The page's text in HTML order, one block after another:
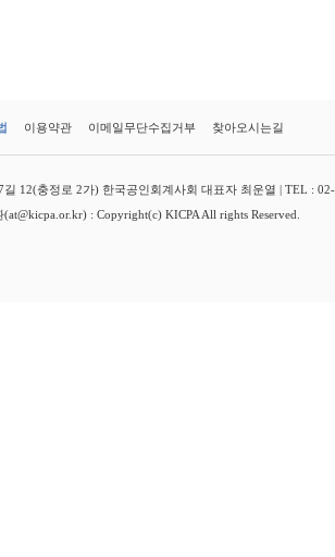
이용약관 이메일무단수집거부 찾아오시는길
12(충정로 2가) 한국공인회계사회 대표자 최운열 | TEL :
: Copyright(c) KICPA All rights Reserved.